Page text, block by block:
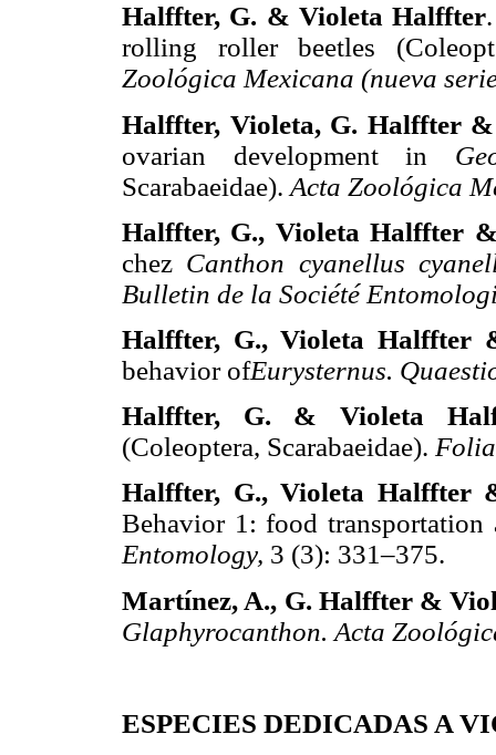
Halffter, G. & Violeta Halffter
rolling roller beetles
Zoológica Mexicana (nueva
Halffter, Violeta, G. Halffter
ovarian development in
Scarabaeidae). Acta Zoológica
Halffter, G., Violeta Halffter
chez Canthon cyanellus
Bulletin de la Société
Halffter, G., Violeta Halffter
behavior ofEurysternus.
Halffter, G. & Violeta
(Coleoptera, Scarabaeidae).
Halffter, G., Violeta Halffter
Behavior 1: food
Entomology, 3 (3): 331–375.
Martínez, A., G. Halffter &
Glaphyrocanthon. Acta
ESPECIES DEDICADAS A